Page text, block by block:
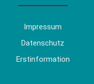
Impressum
Datenschutz
Erstinformation